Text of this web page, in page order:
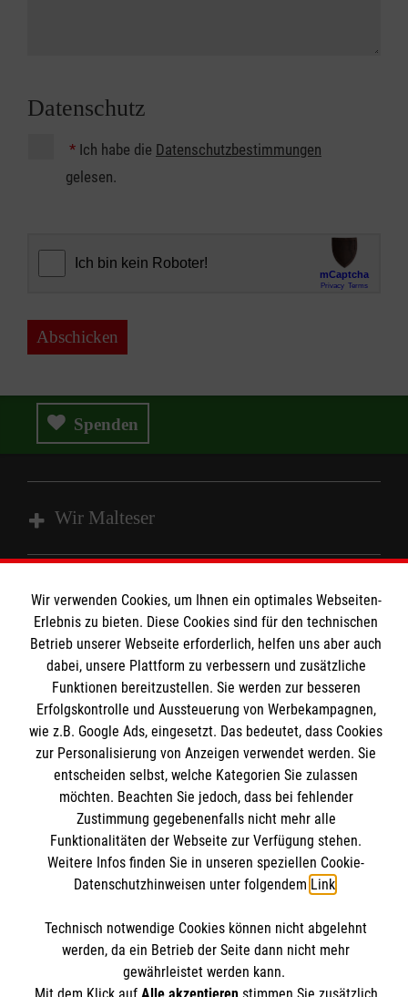
Datenschutz
* Ich habe die Datenschutzbestimmungen
gelesen.
Abschicken
Spenden
Wir Malteser
Angebote und Leistungen
Unsere Kurse
Mitwirken
Ansprechpartner
Standorte
Informationen
Kontakt
Impressum
Datenschutz
Barrierefreiheit
Medizinproduktesicherheit
Netiquette
Malteser online
Malteser bundesweit
Malteser im Bistum Mainz
Malteserorden
Malteser Jugend
Spendenkonto
Empfänger: Malteser Hilfsdienst e.V.
IBAN: DE53 3706 0193 4004 3550 11
BIC: GENODED1PAX
Soziale Netzwerke
Wir verwenden Cookies, um Ihnen ein optimales Webseiten-
Erlebnis zu bieten. Diese Cookies sind für den technischen
Betrieb unserer Webseite erforderlich, helfen uns aber auch
dabei, unsere Plattform zu verbessern und zusätzliche
Funktionen bereitzustellen. Sie werden zur besseren
Erfolgskontrolle und Aussteuerung von Werbekampagnen,
wie z.B. Google Ads, eingesetzt. Das bedeutet, dass Cookies
zur Personalisierung von Anzeigen verwendet werden. Sie
entscheiden selbst, welche Kategorien Sie zulassen
möchten. Beachten Sie jedoch, dass bei fehlender
Zustimmung gegebenenfalls nicht mehr alle
Funktionalitäten der Webseite zur Verfügung stehen.
Weitere Infos finden Sie in unseren speziellen Cookie-
Datenschutzhinweisen unter folgendem Link.
Technisch notwendige Cookies können nicht abgelehnt
werden, da ein Betrieb der Seite dann nicht mehr
gewährleistet werden kann.